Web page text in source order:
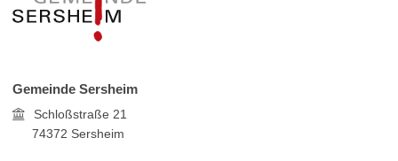
Gemeinde Sersheim
Schloßstraße 21
74372 Sersheim